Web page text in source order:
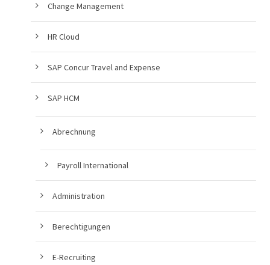
Change Management
HR Cloud
SAP Concur Travel and Expense
SAP HCM
Abrechnung
Payroll International
Administration
Berechtigungen
E-Recruiting